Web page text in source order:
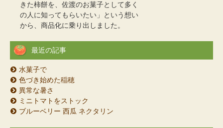
きた柿餅を、佐渡のお菓子として多く
の人に知ってもらいたい」という想い
から、商品化に乗り出しました。
最近の記事
水菓子で
色づき始めた稲穂
異常な暑さ
ミニトマトをストック
ブルーベリー 西瓜 ネクタリン